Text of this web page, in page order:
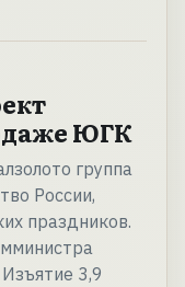
ЮГК
группа
России,
праздников.
3,9